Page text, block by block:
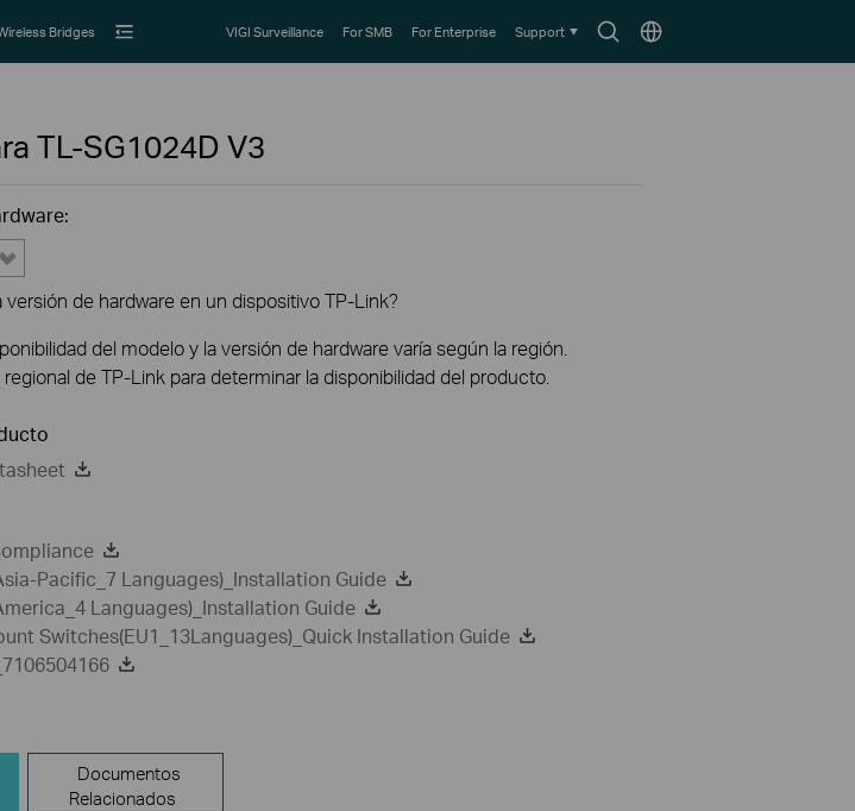
SearchChoose
Bridges VIGI Surveillance For SMB For Enterprise Support
TL-SG1024D V3
versión de hardware en un dispositivo TP-Link?
del modelo y la versión de hardware varía según la región.
de TP-Link para determinar la disponibilidad del producto.
Pacific_7 Languages)_Installation Guide
Languages)_Installation Guide
Switches(EU1_13Languages)_Quick Installation Guide
Documentos
Relacionados